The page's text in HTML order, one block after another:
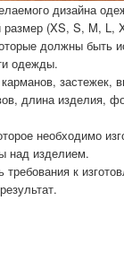
дизайна
(XS, S, M, L,
должны быть
одежды.
застежек,
длина изделия,
необходимо
над изделием.
требования к